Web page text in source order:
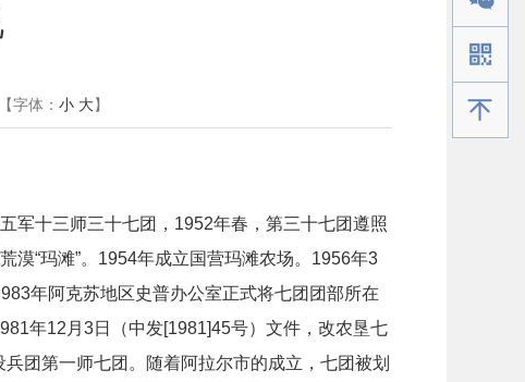
【字体： 小 大】
军十三师三十七团，1952年春，第三十七团遵照
漠“玛滩”。1954年成立国营玛滩农场。1956年3
年阿克苏地区史普办公室正式将七团团部所在
年12月3日（中发[1981]45号）文件，改农垦七
团第一师七团。随着阿拉尔市的成立，七团被划
手机版